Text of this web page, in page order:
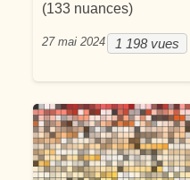
(133 nuances)
1 198 vues
27 mai 2024